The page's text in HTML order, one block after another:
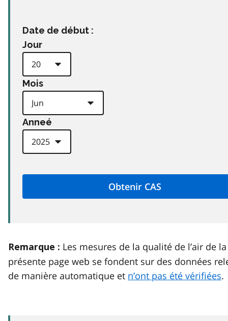
Date de début :
Jour
Mois
Anneé
Remarque : Les mesures de la qualité de l’air de la
présente page web se fondent sur des données
de manière automatique et n’ont pas été vérifiées.